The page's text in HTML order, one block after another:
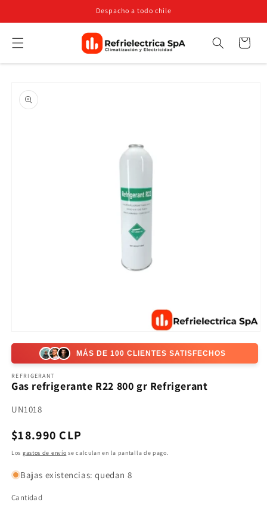
al contenido
Despacho a todo chile
Búsqueda Carrito
a la
información
elemento
multimedia
1
una
ventana
MÁS DE 100 CLIENTES SATISFECHOS
REFRIGERANT
Gas refrigerante R22 800 gr Refrigerant
SKU:
UN1018
Precio
habitual
$18.990 CLP
Los gastos de envío se calculan en la pantalla de pago.
Bajas existencias: quedan 8
Cantidad